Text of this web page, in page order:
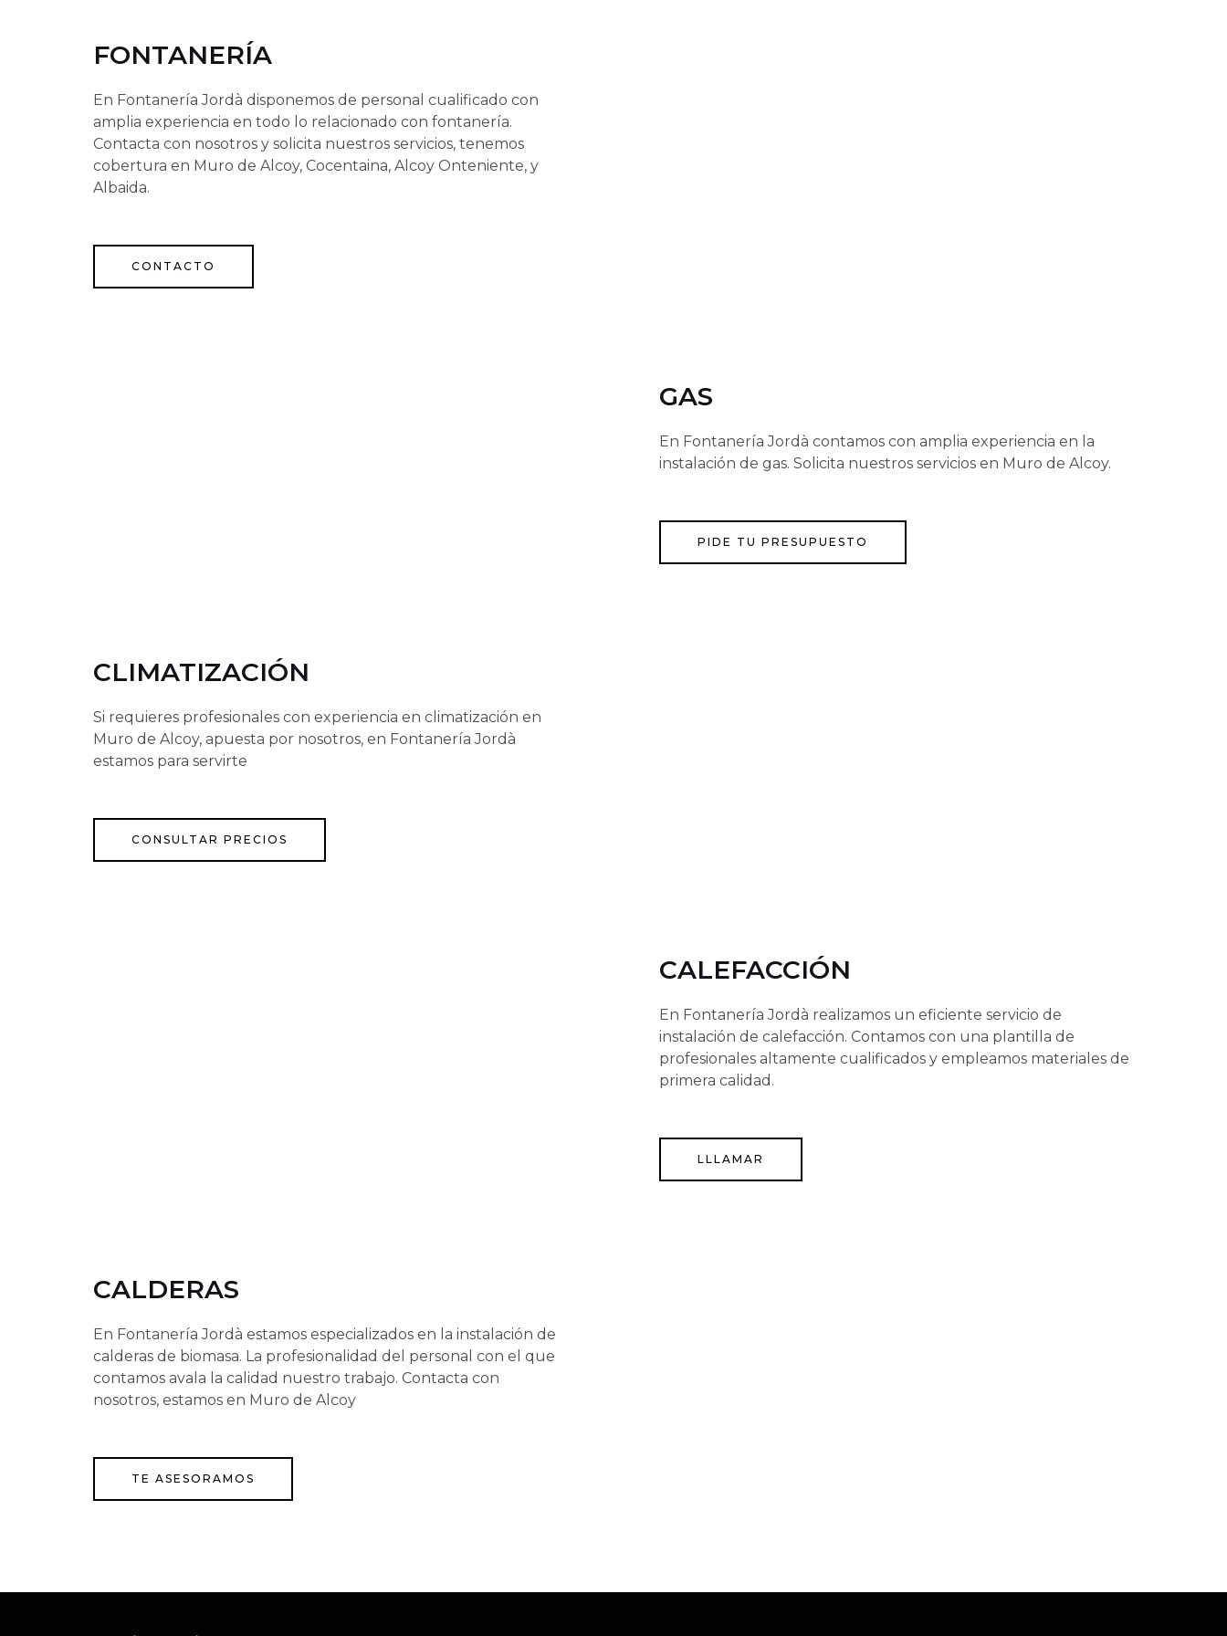
FONTANERÍA
En Fontanería Jordà disponemos de personal cualificado con
amplia experiencia en todo lo relacionado con fontanería.
Contacta con nosotros y solicita nuestros servicios, tenemos
cobertura en Muro de Alcoy, Cocentaina, Alcoy Onteniente, y
Albaida.
CONTACTO
GAS
En Fontanería Jordà contamos con amplia experiencia en la
instalación de gas. Solicita nuestros servicios en Muro de Alcoy.
PIDE TU PRESUPUESTO
CLIMATIZACIÓN
Si requieres profesionales con experiencia en climatización en
Muro de Alcoy, apuesta por nosotros, en Fontanería Jordà
estamos para servirte
CONSULTAR PRECIOS
CALEFACCIÓN
En Fontanería Jordà realizamos un eficiente servicio de
instalación de calefacción. Contamos con una plantilla de
profesionales altamente cualificados y empleamos materiales de
primera calidad.
LLLAMAR
CALDERAS
En Fontanería Jordà estamos especializados en la instalación de
calderas de biomasa. La profesionalidad del personal con el que
contamos avala la calidad nuestro trabajo. Contacta con
nosotros, estamos en Muro de Alcoy
TE ASESORAMOS